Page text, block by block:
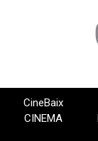
CineBaix
CINEMA